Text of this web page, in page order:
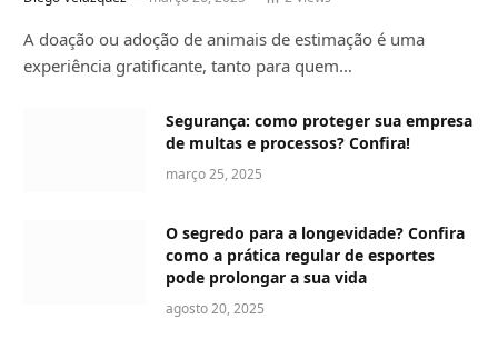
A doação ou adoção de animais de estimação é uma
experiência gratificante, tanto para quem…
Segurança: como proteger sua empresa
de multas e processos? Confira!
março 25, 2025
O segredo para a longevidade? Confira
como a prática regular de esportes
pode prolongar a sua vida
agosto 20, 2025